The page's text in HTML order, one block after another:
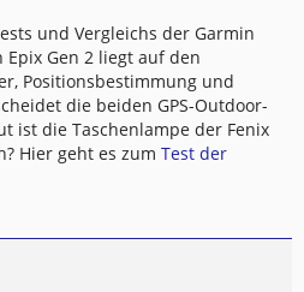
und Vergleichs der Garmin
Epix Gen 2 liegt auf den
Positionsbestimmung und
die beiden GPS-Outdoor-
ist die Taschenlampe der Fenix
Hier geht es zum Test der